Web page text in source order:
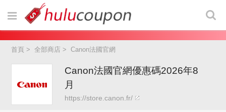
首頁 >全部商店 >Canon法國官網
Canon法國官網優惠碼2026年8
月
https://store.canon.fr/